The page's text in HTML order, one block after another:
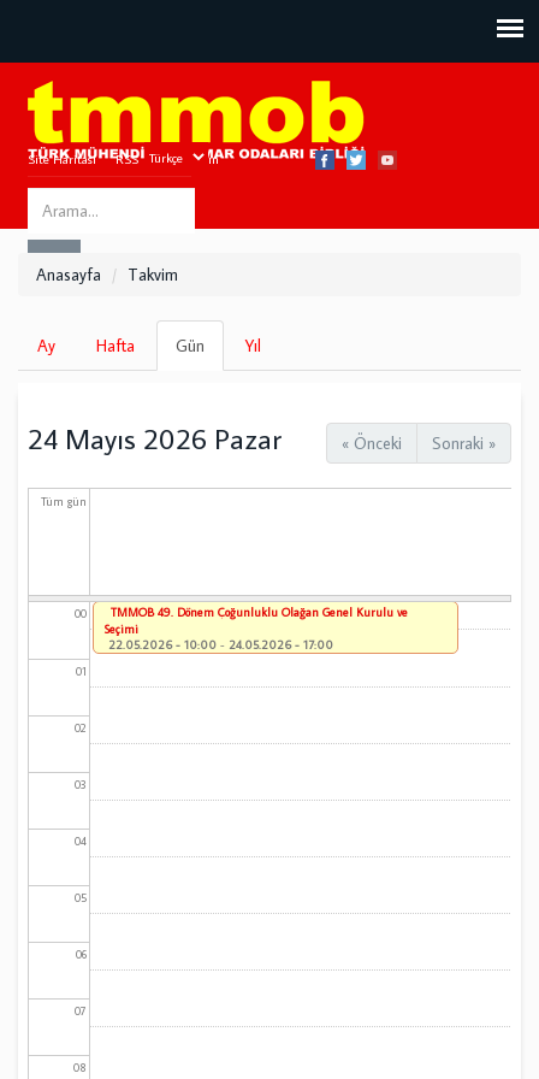
Site Haritası RSS Bize Ulaşın
Search
this
Anasayfa Takvim
Birincil
sekmeler
Ay Hafta Gün
sekme)
Yıl
« Önceki Sonraki »
24 Mayıs 2026 Pazar
Tüm gün
00
01
02
03
04
05
06
07
08
TMMOB 49. Dönem Çoğunluklu Olağan Genel Kurulu ve
Seçimi
22.05.2026 - 10:00 - 24.05.2026 - 17:00